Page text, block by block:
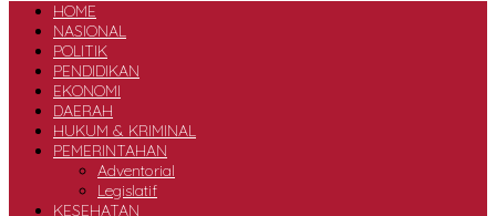
HOME
NASIONAL
POLITIK
PENDIDIKAN
EKONOMI
DAERAH
HUKUM & KRIMINAL
PEMERINTAHAN
Adventorial
Legislatif
KESEHATAN